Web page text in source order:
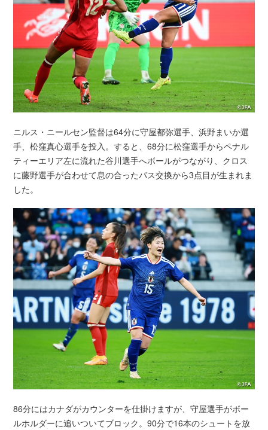
ニルス・ニールセン監督は64分に守屋都弥選手、浜野まいか選
手、松窪真心選手を投入。すると、68分に松窪選手からペナル
ティーエリア左に流れた谷川選手へボールがつながり、クロス
に藤野選手が合わせて息の合ったパス交換から3点目が生まれま
した。
86分にはカナダがカウンターを仕掛けますが、守屋選手がボー
ルホルダーに追いついてブロック。90分で16本のシュートを放